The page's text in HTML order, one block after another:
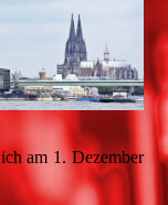
am 1. Dezember